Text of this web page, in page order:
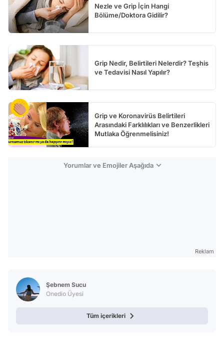
Nezle ve Grip İçin Hangi
Bölüme/Doktora Gidilir?
Grip Nedir, Belirtileri Nelerdir? Teşhis
ve Tedavisi Nasıl Yapılır?
Grip ve Koronavirüs Belirtileri
Arasındaki Farklılıkları ve Benzerlikleri
Mutlaka Öğrenmelisiniz!
Yorumlar ve Emojiler Aşağıda
Reklam
Şebnem Sucu
Onedio Üyesi
Tüm içerikleri